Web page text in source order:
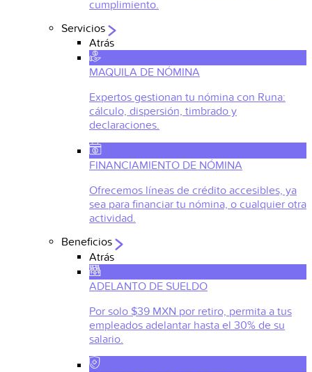
cumplimiento.
Servicios
Atrás
MAQUILA DE NÓMINA
Expertos gestionan tu nómina con Runa:
cálculo, dispersión, timbrado y
declaraciones.
FINANCIAMIENTO DE NÓMINA
Ofrecemos líneas de crédito accesibles, ya
sea para financiar tu nómina, o cualquier otra
actividad.
Beneficios
Atrás
ADELANTO DE SUELDO
Por solo $39 MXN por retiro, permita a tus
empleados adelantar hasta el 30% de su
salario.